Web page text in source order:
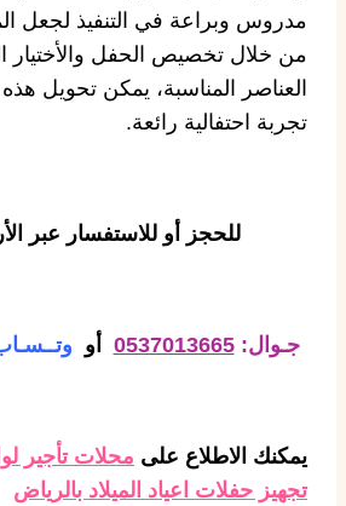
مدروس وبراعة في التنفيذ لجعل
من خلال تخصيص الحفل والأختيار
العناصر المناسبة، يمكن تحويل هذه
تجربة احتفالية رائعة.
للحجز أو للاستفسار عبر
جـوال:0537013665 أو
يمكنك الاطلاع على محلات تأجير
تجهيز حفلات اعياد الميلاد بالرياض